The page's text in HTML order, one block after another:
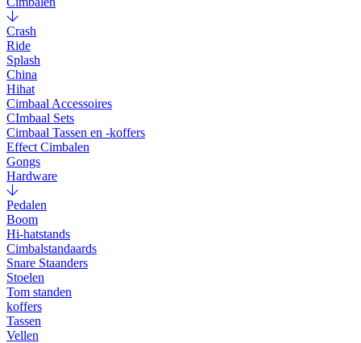
Crash
Ride
Splash
China
Hihat
Cimbaal Accessoires
CImbaal Sets
Cimbaal Tassen en -koffers
Effect Cimbalen
Gongs
Hardware
Pedalen
Boom
Hi-hatstands
Cimbalstandaards
Snare Staanders
Stoelen
Tom standen
koffers
Tassen
Vellen